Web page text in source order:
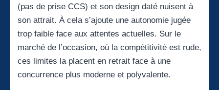
(pas de prise CCS) et son design daté nuisent à
son attrait. À cela s’ajoute une autonomie jugée
trop faible face aux attentes actuelles. Sur le
marché de l’occasion, où la compétitivité est rude,
ces limites la placent en retrait face à une
concurrence plus moderne et polyvalente.